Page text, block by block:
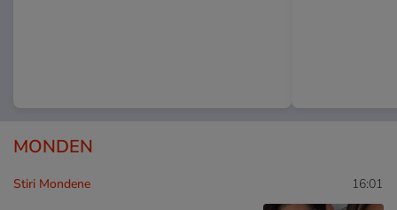
MONDEN
Stiri Mondene 16:01